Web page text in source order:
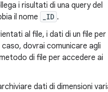
i risultati di una query del
il nome _ID .
al file, i dati di un file per
dovrai comunicare agli
di file per accedere ai
dati di dimensioni